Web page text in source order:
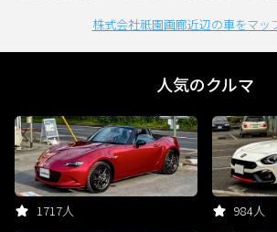
株式会社祇園画廊近辺の車をマッ
人気のクルマ
1717人 984人